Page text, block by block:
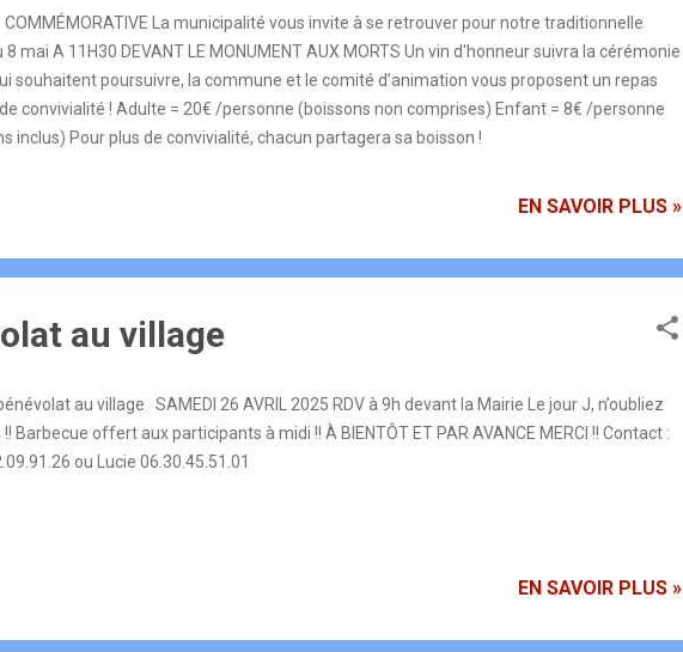
COMMÉMORATIVE La municipalité vous invite à se retrouver pour notre traditionnelle
mai A 11H30 DEVANT LE MONUMENT AUX MORTS Un vin d'honneur suivra la cérémonie
souhaitent poursuivre, la commune et le comité d’animation vous proposent un repas
convivialité ! Adulte = 20€ /personne (boissons non comprises) Enfant = 8€ /personne
inclus) Pour plus de convivialité, chacun partagera sa boisson !
EN SAVOIR PLUS »
au village
au village SAMEDI 26 AVRIL 2025 RDV à 9h devant la Mairie Le jour J, n’oubliez
Barbecue offert aux participants à midi !! À BIENTÔT ET PAR AVANCE MERCI !! Contact :
ou Lucie 06.30.45.51.01
EN SAVOIR PLUS »